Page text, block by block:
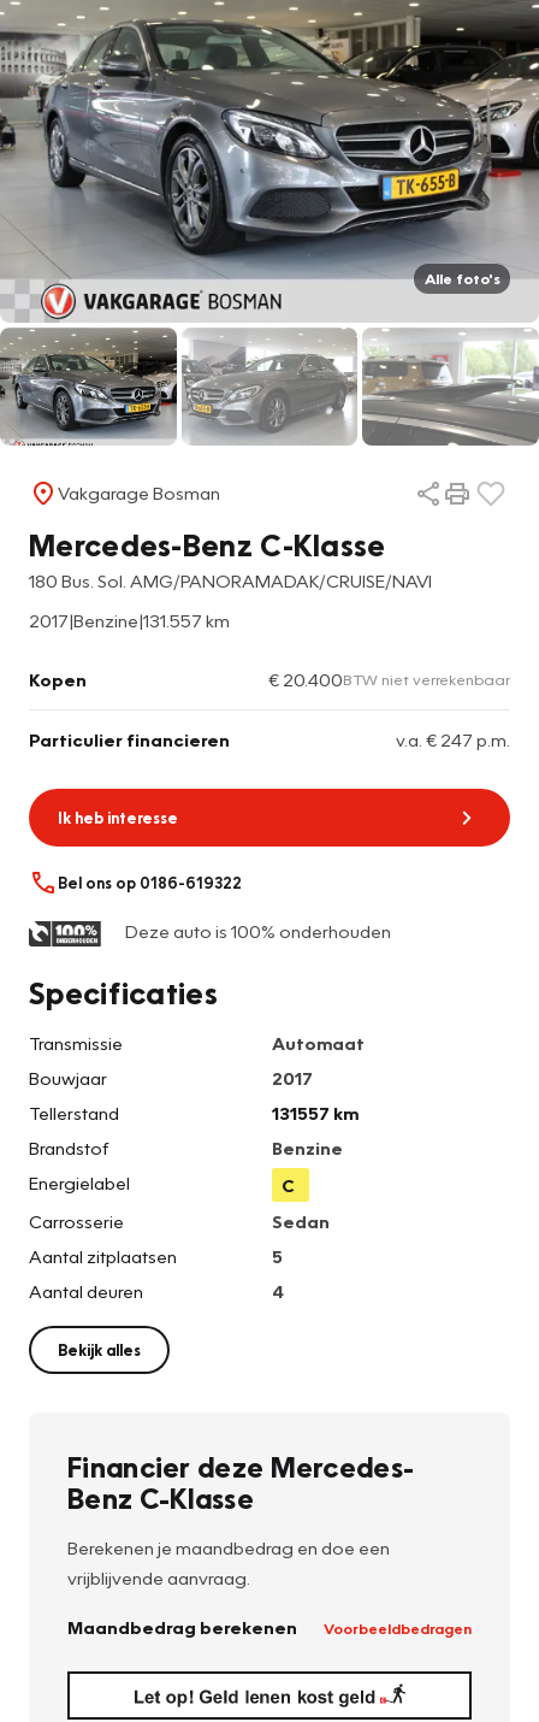
Alle foto's
Vakgarage Bosman
Mercedes-Benz C-Klasse
180 Bus. Sol. AMG/PANORAMADAK/CRUISE/NAVI
2017|Benzine|131.557 km
Kopen € 20.400BTW niet verrekenbaar
Particulier financieren v.a. € 247 p.m.
Ik heb interesse
Bel ons op 0186-619322
Deze auto is 100% onderhouden
Specificaties
Transmissie
Automaat
Bouwjaar
2017
Tellerstand
131557 km
Brandstof
Benzine
Energielabel
C
Carrosserie
Sedan
Aantal zitplaatsen
5
Aantal deuren
4
Bekijk alles
Financier deze Mercedes-
Benz C-Klasse
Berekenen je maandbedrag en doe een
vrijblijvende aanvraag.
Maandbedrag berekenen Voorbeeldbedragen